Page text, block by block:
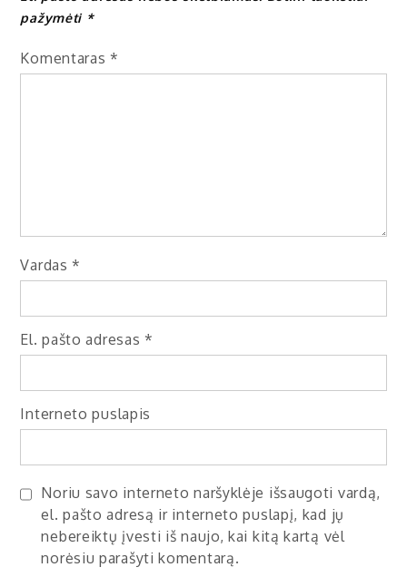
pažymėti *
Komentaras *
Vardas *
El. pašto adresas *
Interneto puslapis
Noriu savo interneto naršyklėje išsaugoti vardą,
el. pašto adresą ir interneto puslapį, kad jų
nebereiktų įvesti iš naujo, kai kitą kartą vėl
norėsiu parašyti komentarą.